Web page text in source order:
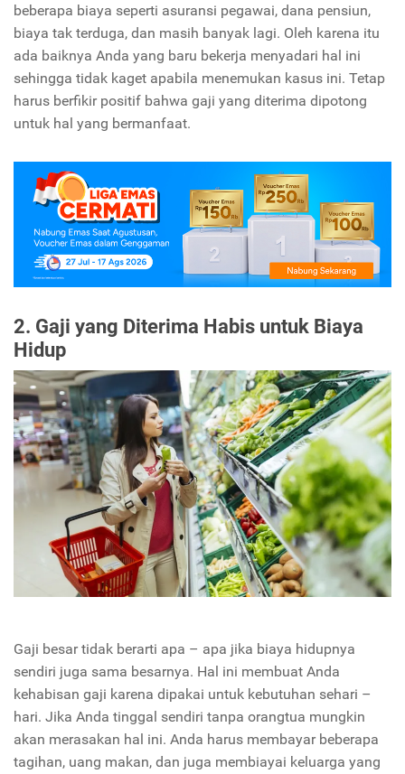
beberapa biaya seperti asuransi pegawai, dana pensiun,
biaya tak terduga, dan masih banyak lagi. Oleh karena itu
ada baiknya Anda yang baru bekerja menyadari hal ini
sehingga tidak kaget apabila menemukan kasus ini. Tetap
harus berfikir positif bahwa gaji yang diterima dipotong
untuk hal yang bermanfaat.
2. Gaji yang Diterima Habis untuk Biaya
Hidup
Gaji besar tidak berarti apa – apa jika biaya hidupnya
sendiri juga sama besarnya. Hal ini membuat Anda
kehabisan gaji karena dipakai untuk kebutuhan sehari –
hari. Jika Anda tinggal sendiri tanpa orangtua mungkin
akan merasakan hal ini. Anda harus membayar beberapa
tagihan, uang makan, dan juga membiayai keluarga yang